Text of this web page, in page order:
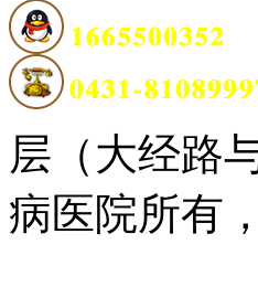
层（大经路
病医院所有